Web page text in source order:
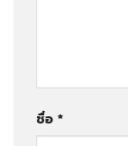
ชื่อ *